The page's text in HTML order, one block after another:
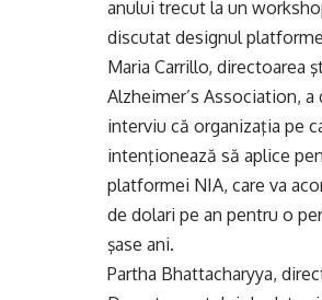
anului trecut la un
discutat designul
Maria Carrillo, directoarea
Alzheimer’s Association, a
interviu că organizaţia pe
intenţionează să aplice
platformei NIA, care va
de dolari pe an pentru o
şase ani.
Partha Bhattacharyya,